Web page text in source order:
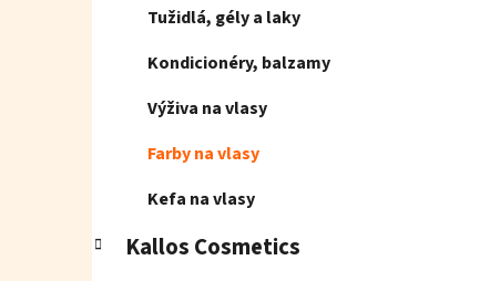
Tužidlá, gély a laky
Kondicionéry, balzamy
Výživa na vlasy
Farby na vlasy
Kefa na vlasy
Kallos Cosmetics